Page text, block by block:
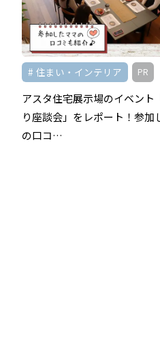
住まい・インテリア PR
アスタ住宅展示場のイベント
り座談会」をレポート！参加
の口コ…